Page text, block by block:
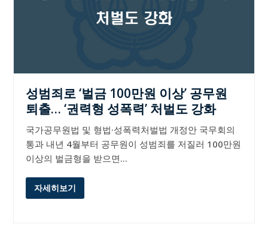
성범죄로 ‘벌금 100만원 이상’ 공무원
퇴출… ‘권력형 성폭력’ 처벌도 강화
국가공무원법 및 형법·성폭력처벌법 개정안 국무회의
통과 내년 4월부터 공무원이 성범죄를 저질러 100만원
이상의 벌금형을 받으면…
자세히보기